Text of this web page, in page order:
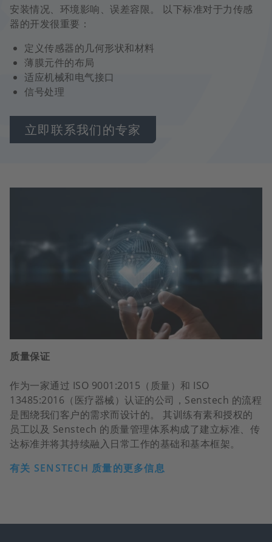
安装情况、环境影响、误差容限。 以下标准对于力传感
器的开发很重要：
定义传感器的几何形状和材料
薄膜元件的布局
适应机械和电气接口
信号处理
立即联系我们的专家
质量保证
作为一家通过 ISO 9001:2015（质量）和 ISO
13485:2016（医疗器械）认证的公司，Senstech 的流程
是围绕我们客户的需求而设计的。 其训练有素和授权的
员工以及 Senstech 的质量管理体系构成了建立标准、传
达标准并将其持续融入日常工作的基础和基本框架。
有关 SENSTECH 质量的更多信息